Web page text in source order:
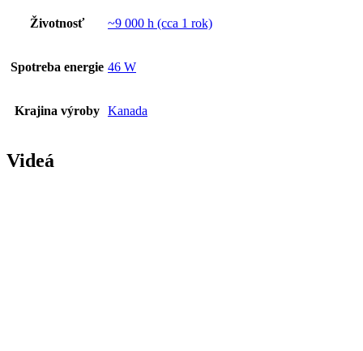
Životnosť ~9 000 h (cca 1 rok)
Spotreba energie 46 W
Krajina výroby Kanada
Videá